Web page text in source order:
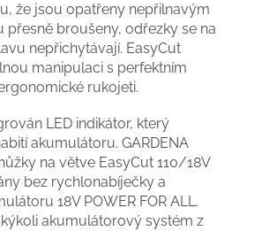
že jsou opatřeny nepřilnavým
přesně broušeny, odřezky se na
nepřichytávají. EasyCut
manipulaci s perfektním
rukojeti.
LED indikátor, který
akumulátoru. GARDENA
na větve EasyCut 110/18V
bez rychlonabíječky a
18V POWER FOR ALL.
akumulátorový systém z